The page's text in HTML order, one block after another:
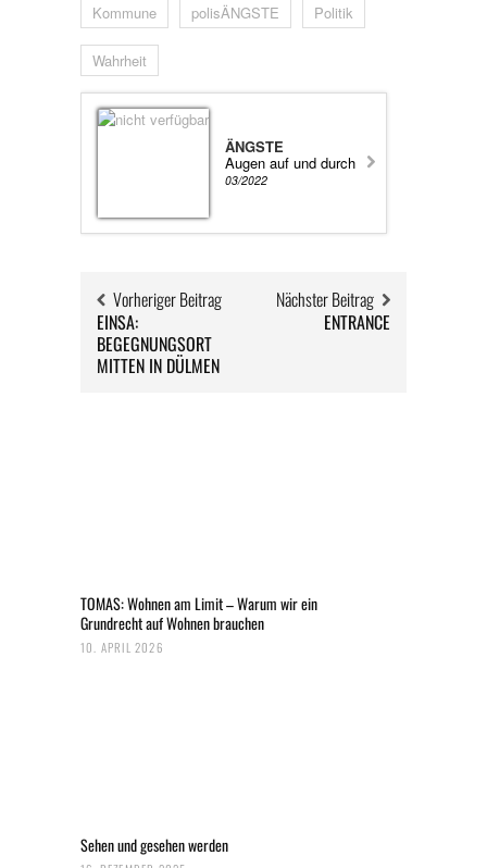
Kommune polisÄNGSTE Politik
Wahrheit
ÄNGSTE
Augen auf und durch
03/2022
Vorheriger Beitrag
EINSA:
BEGEGNUNGSORT
MITTEN IN DÜLMEN
Nächster Beitrag
ENTRANCE
TOMAS: Wohnen am Limit – Warum wir ein
Grundrecht auf Wohnen brauchen
10. APRIL 2026
Sehen und gesehen werden